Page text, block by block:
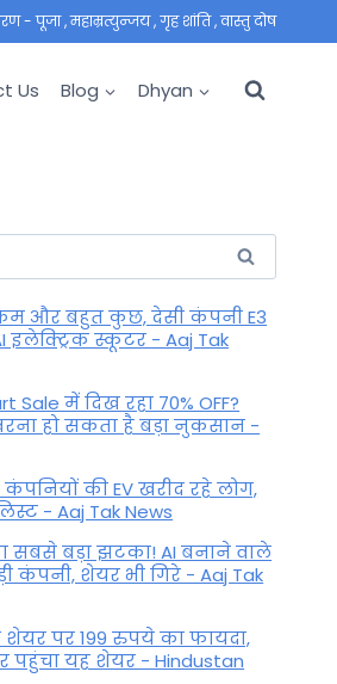
- पूजा , महाम्रत्युन्जय , गृह शांति , वास्तु दोष
Us Blog Dhyan
और बहुत कुछ, देसी कंपनी E3
इलेक्ट्रिक स्कूटर - Aaj Tak
Sale में दिख रहा 70% OFF?
हो सकता है बड़ा नुकसान -
की EV खरीद रहे लोग,
- Aaj Tak News
सबसे बड़ा झटका! AI बनाने वाले
कंपनी, शेयर भी गिरे - Aaj Tak
शेयर पर 199 रुपये का फायदा,
पहुंचा यह शेयर - Hindustan